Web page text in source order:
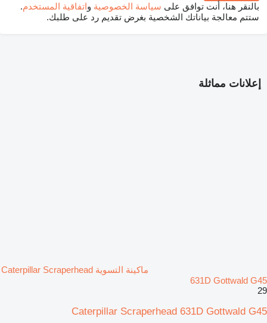
بالنقر هنا، أنت توافق على سياسة الخصوصية واتفاقية المستخدم.
ستتم معالجة بياناتك الشخصية بغرض تقديم رد على طلبك.
إعلانات مماثلة
ماكينة التسوية Caterpillar Scraperhead
631D Gottwald G45
29
Caterpillar Scraperhead 631D Gottwald G45